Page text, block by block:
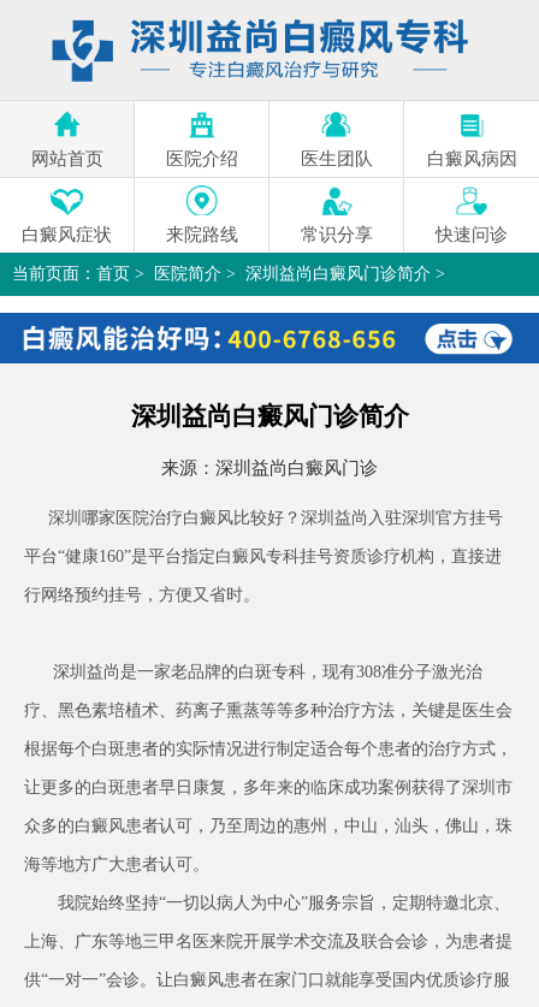
网站首页 医院介绍 医生团队 白癜风病因
白癜风症状 来院路线 常识分享 快速问诊
当前页面： 首页 > 医院简介 > 深圳益尚白癜风门诊简介 >
深圳益尚白癜风门诊简介
来源： 深圳益尚白癜风门诊
深圳哪家医院治疗白癜风比较好？深圳益尚入驻深圳官方挂号
平台“健康160”是平台指定白癜风专科挂号资质诊疗机构，直接进
行网络预约挂号，方便又省时。
深圳益尚是一家老品牌的白斑专科，现有308准分子激光治
疗、黑色素培植术、药离子熏蒸等等多种治疗方法，关键是医生会
根据每个白斑患者的实际情况进行制定适合每个患者的治疗方式，
让更多的白斑患者早日康复，多年来的临床成功案例获得了深圳市
众多的白癜风患者认可，乃至周边的惠州，中山，汕头，佛山，珠
海等地方广大患者认可。
我院始终坚持“一切以病人为中心”服务宗旨，定期特邀北京、
上海、广东等地三甲名医来院开展学术交流及联合会诊，为患者提
供“一对一”会诊。让白癜风患者在家门口就能享受国内优质诊疗服